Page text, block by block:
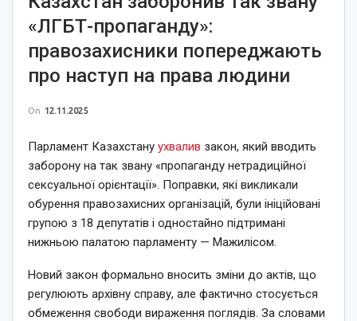
«ЛГБТ-пропаганду»:
правозахисники попереджають
про наступ на права людини
On 12.11.2025
Парламент Казахстану ухвалив закон, який вводить
заборону на так звану «пропаганду нетрадиційної
сексуальної орієнтації». Поправки, які викликали
обурення правозахисних організацій, були ініційовані
групою з 18 депутатів і одностайно підтримані
нижньою палатою парламенту — Мажилісом.
Новий закон формально вносить зміни до актів, що
регулюють архівну справу, але фактично стосується
обмеження свободи вираження поглядів. За словами